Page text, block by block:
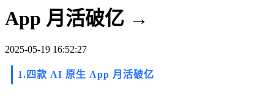
App 月活破亿 →
2025-05-19 16:52:27
1. 四款 AI 原生 App 月活破亿